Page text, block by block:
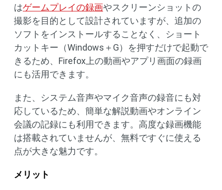
はゲームプレイの録画やスクリーンショットの
撮影を目的として設計されていますが、追加の
ソフトをインストールすることなく、ショート
カットキー（Windows＋G）を押すだけで起動で
きるため、Firefox上の動画やアプリ画面の録画
にも活用できます。
また、システム音声やマイク音声の録音にも対
応しているため、簡単な解説動画やオンライン
会議の記録にも利用できます。高度な録画機能
は搭載されていませんが、無料ですぐに使える
点が大きな魅力です。
メリット